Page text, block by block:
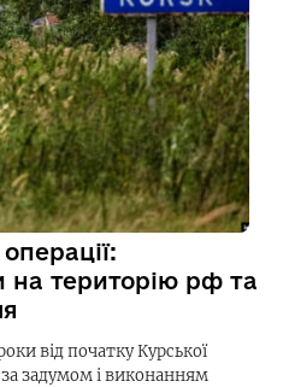
на територію рф та
від початку Курської
задумом і виконанням